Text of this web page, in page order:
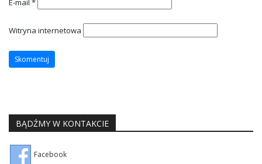
E-mail *
Witryna internetowa
BĄDŹMY W KONTAKCIE
Facebook